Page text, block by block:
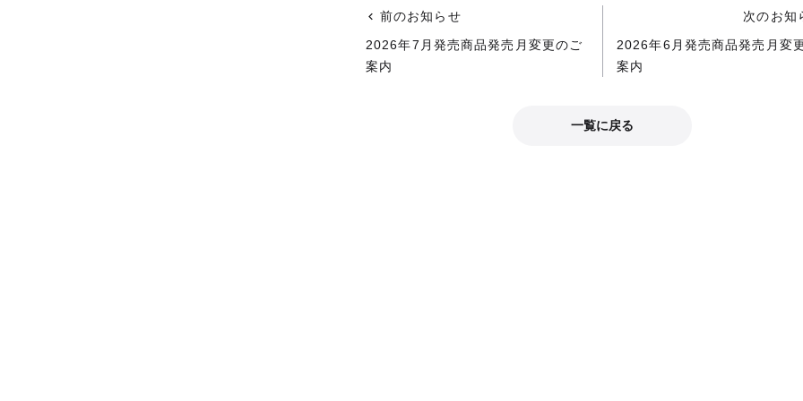
前のお知らせ
2026年7月発売商品発売月変更のご
案内
次のお知
2026年6月発売商品発売月変
案内
一覧に戻る